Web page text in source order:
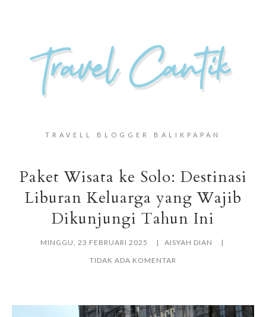
TRAVELL BLOGGER BALIKPAPAN
Paket Wisata ke Solo: Destinasi
Liburan Keluarga yang Wajib
Dikunjungi Tahun Ini
MINGGU, 23 FEBRUARI 2025
AISYAH DIAN
TIDAK ADA KOMENTAR